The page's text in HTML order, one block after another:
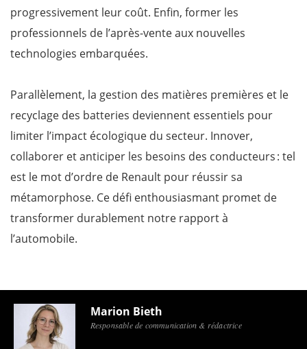
progressivement leur coût. Enfin, former les
professionnels de l’après-vente aux nouvelles
technologies embarquées.
Parallèlement, la gestion des matières premières et le
recyclage des batteries deviennent essentiels pour
limiter l’impact écologique du secteur. Innover,
collaborer et anticiper les besoins des conducteurs : tel
est le mot d’ordre de Renault pour réussir sa
métamorphose. Ce défi enthousiasmant promet de
transformer durablement notre rapport à
l’automobile.
Marion Bieth
Responsable de communication & rédactrice